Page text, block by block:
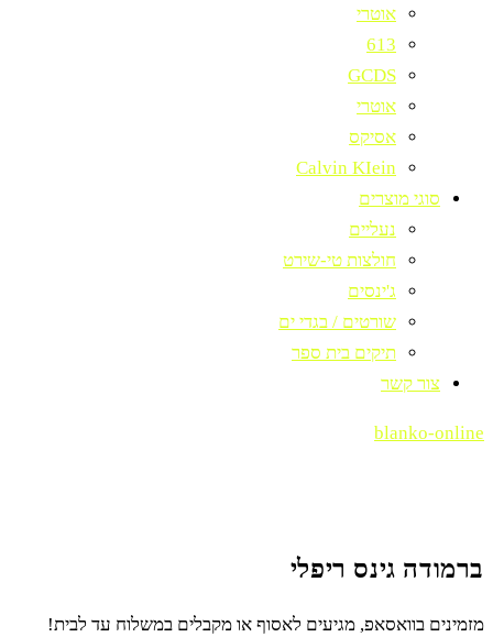
אוטרי
613
GCDS
אוטרי
אסיקס
Calvin KIein
סוגי מוצרים
נעליים
חולצות טי-שירט
ג'ינסים
שורטים / בגדי ים
תיקים בית ספר
צור קשר
blanko-online
ברמודה גינס ריפלי
מזמינים בוואסאפ, מגיעים לאסוף או מקבלים במשלוח עד לבית!